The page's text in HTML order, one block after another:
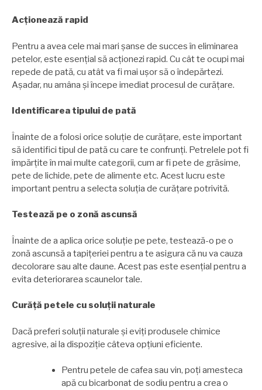
Acționează rapid
Pentru a avea cele mai mari șanse de succes în eliminarea
petelor, este esențial să acționezi rapid. Cu cât te ocupi mai
repede de pată, cu atât va fi mai ușor să o îndepărtezi.
Așadar, nu amâna și începe imediat procesul de curățare.
Identificarea tipului de pată
Înainte de a folosi orice soluție de curățare, este important
să identifici tipul de pată cu care te confrunți. Petrelele pot fi
împărțite în mai multe categorii, cum ar fi pete de grăsime,
pete de lichide, pete de alimente etc. Acest lucru este
important pentru a selecta soluția de curățare potrivită.
Testează pe o zonă ascunsă
Înainte de a aplica orice soluție pe pete, testează-o pe o
zonă ascunsă a tapițeriei pentru a te asigura că nu va cauza
decolorare sau alte daune. Acest pas este esențial pentru a
evita deteriorarea scaunelor tale.
Curăță petele cu soluții naturale
Dacă preferi soluții naturale și eviți produsele chimice
agresive, ai la dispoziție câteva opțiuni eficiente.
Pentru petele de cafea sau vin, poți amesteca
apă cu bicarbonat de sodiu pentru a crea o